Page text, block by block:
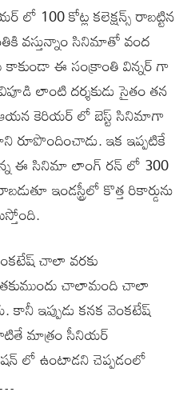
లో 100 కోట్ల కలెక్షన్స్ రాబట్టిన
వస్తున్నాం సినిమాతో వంద
కాకుండా ఈ సంక్రాంతి విన్నర్ గా
లాంటి దర్శకుడు సైతం తన
కెరియర్ లో బెస్ట్ సినిమాగా
ఇక ఇప్పటికే
ఈ సినిమా లాంగ్ రన్ లో 300
ఇండస్ట్రీలో కొత్త రికార్డును
చాలా వరకు
చాలామంది చాలా
ఇప్పుడు కనక వెంకటేష్
మాత్రం సీనియర్
లో ఉంటాడని చెప్పడంలో